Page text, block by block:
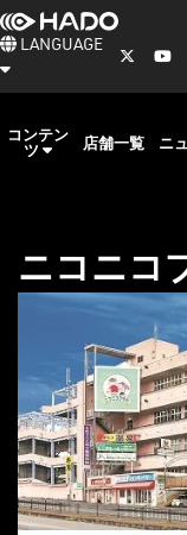
LANGUAGE
コンテン
ツ 店舗一覧 ニ
ニコニコ